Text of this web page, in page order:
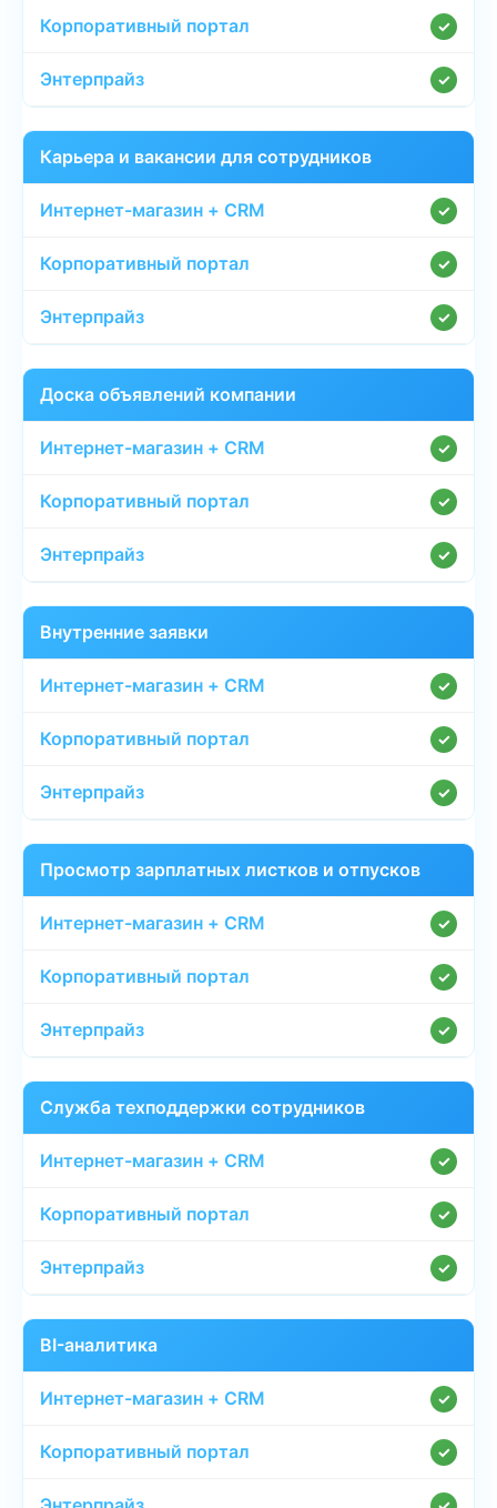
✓
✓
Карьера и вакансии для сотрудников
✓
✓
✓
Доска объявлений компании
✓
✓
✓
Внутренние заявки
✓
✓
✓
Просмотр зарплатных листков и отпусков
✓
✓
✓
Служба техподдержки сотрудников
✓
✓
✓
BI-аналитика
✓
✓